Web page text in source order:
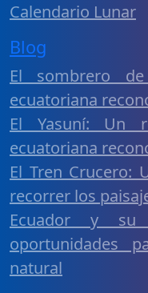
Calendario Lunar
Blog
El sombrero
ecuatoriana
El Yasuní: Un
ecuatoriana
El Tren Crucero:
recorrer los
Ecuador y su
oportunidades
natural